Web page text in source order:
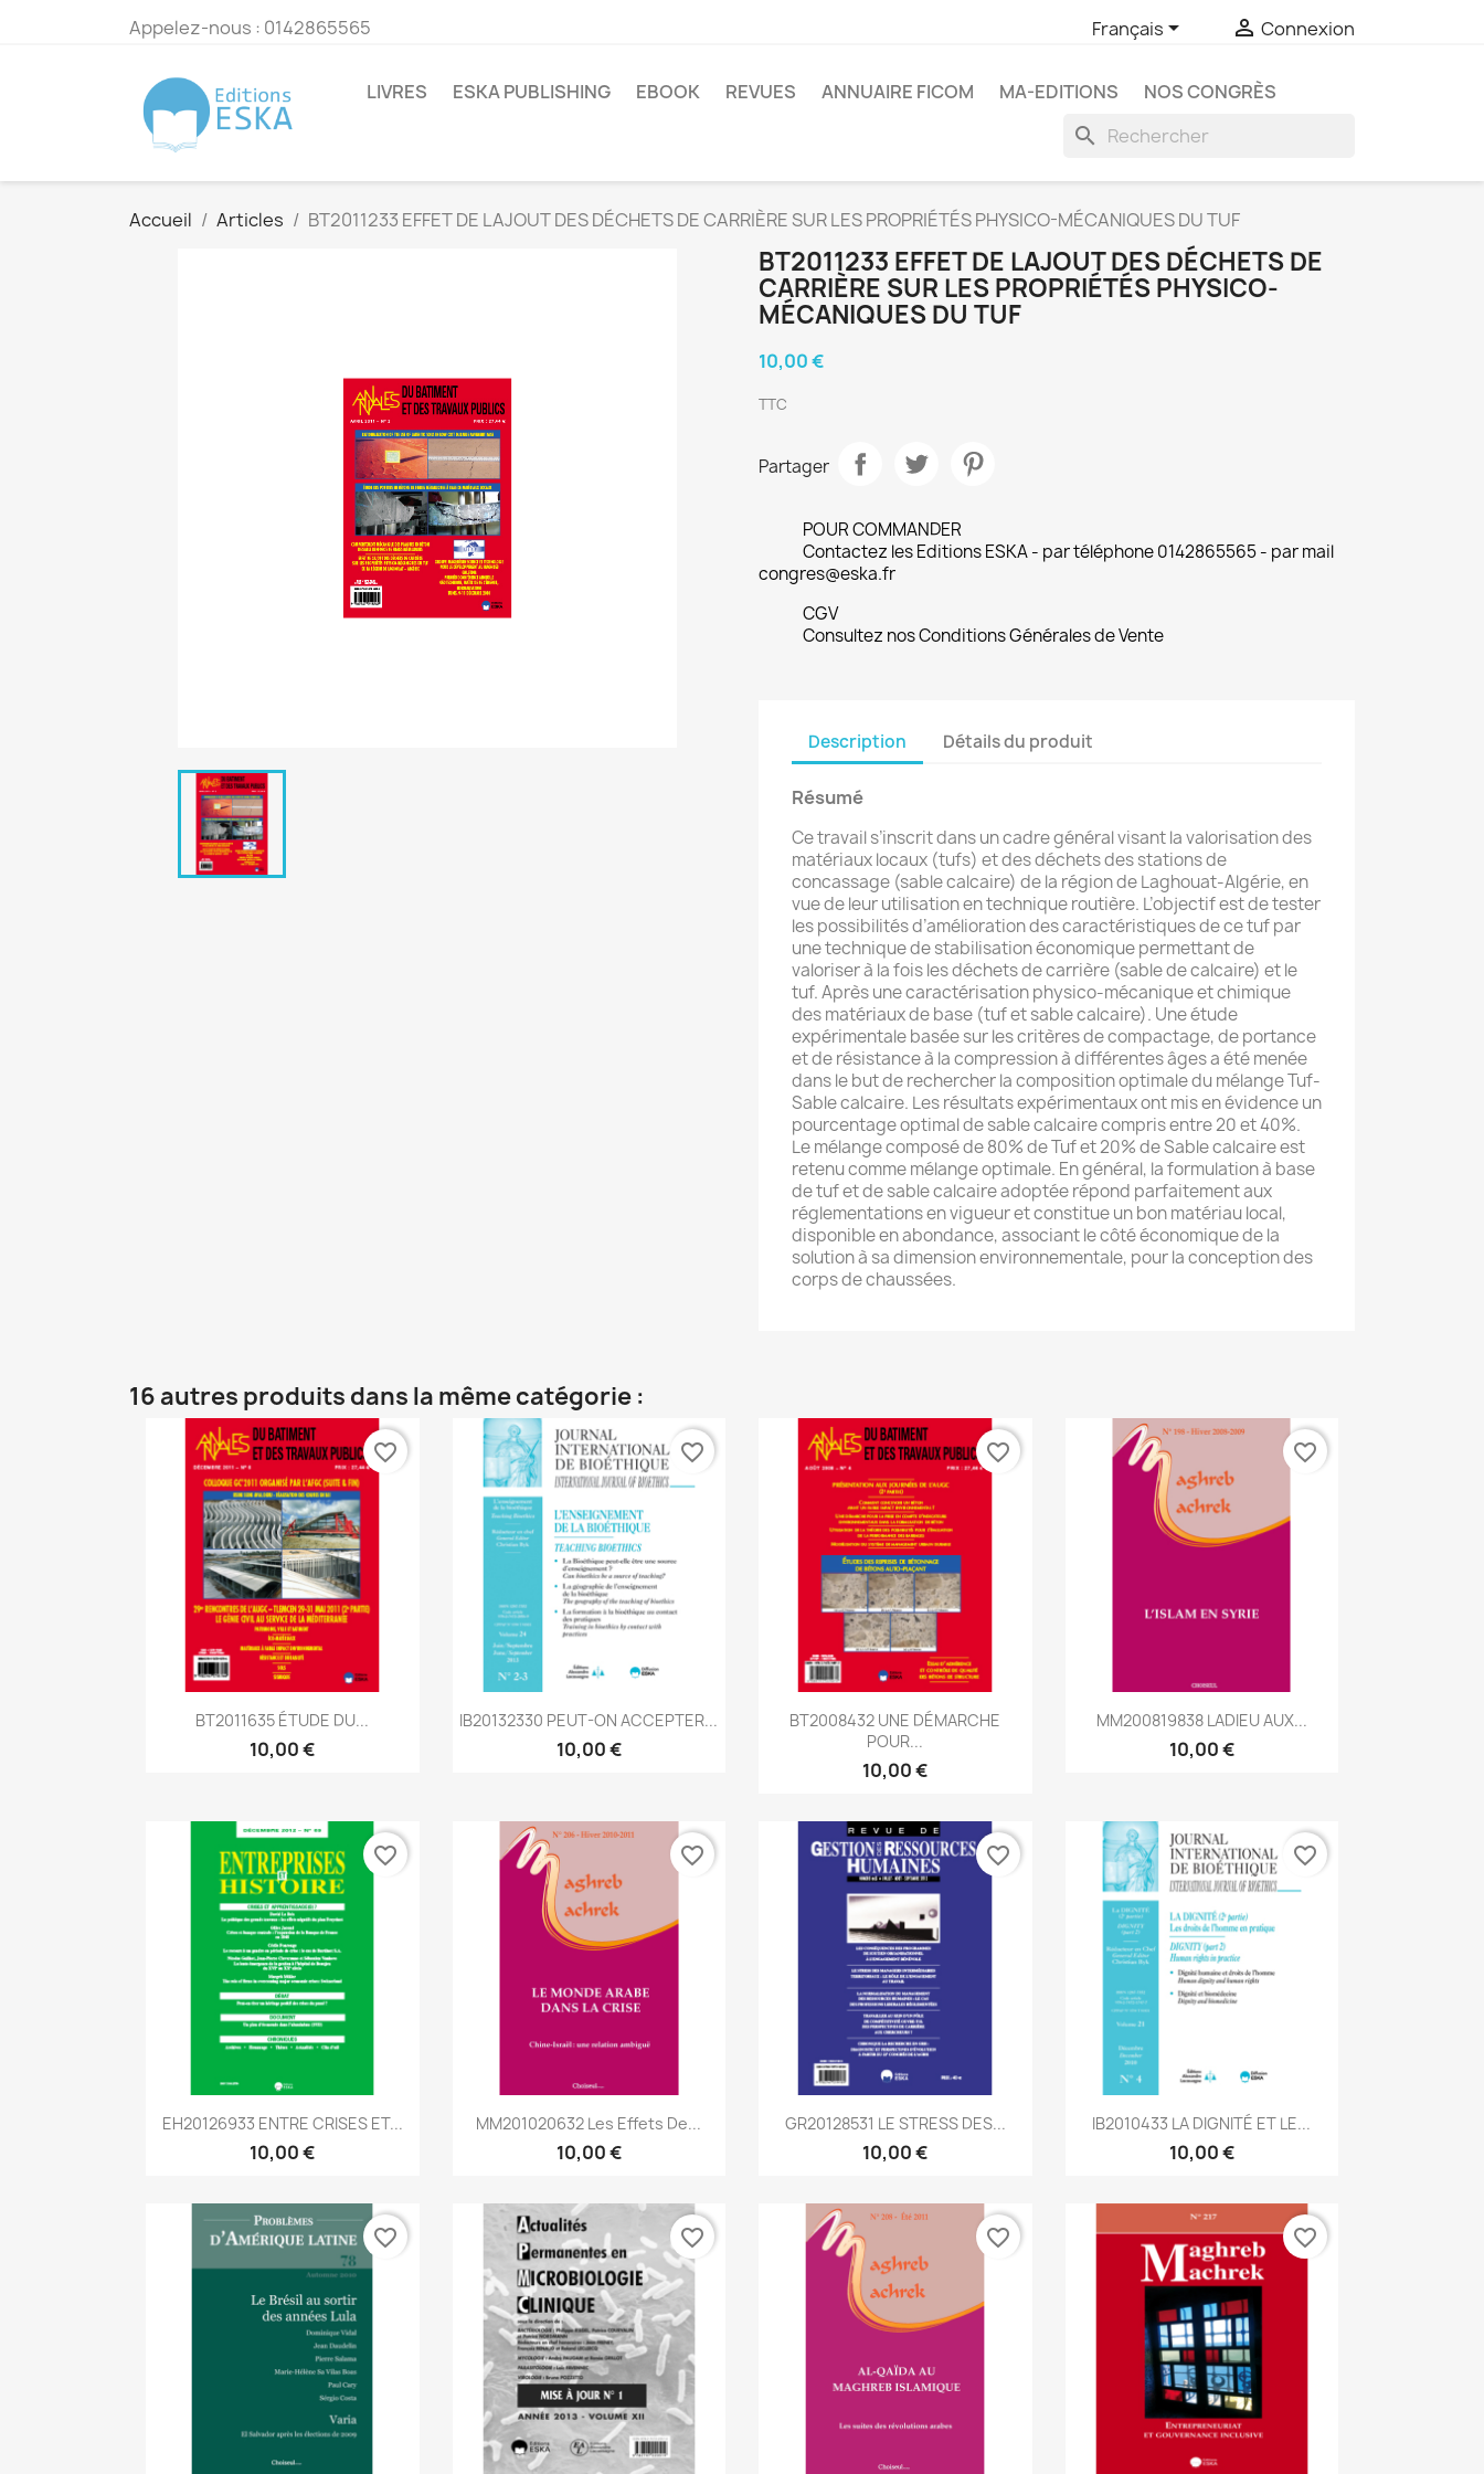
Appelez-nous : 0142865565 Français  Connexion
LIVRES ESKA PUBLISHING EBOOK REVUES ANNUAIRE FICOM MA-EDITIONS NOS CONGRÈS
search
Accueil Articles BT2011233 EFFET DE LAJOUT DES DÉCHETS DE CARRIÈRE SUR LES PROPRIÉTÉS PHYSICO-MÉCANIQUES DU TUF
BT2011233 EFFET DE LAJOUT DES DÉCHETS DE
CARRIÈRE SUR LES PROPRIÉTÉS PHYSICO-
MÉCANIQUES DU TUF
10,00 €
TTC
Partager
POUR COMMANDER
Contactez les Editions ESKA - par téléphone 0142865565 - par mail
congres@eska.fr
CGV
Consultez nos Conditions Générales de Vente
Description Détails du produit
Résumé
Ce travail s’inscrit dans un cadre général visant la valorisation des
matériaux locaux (tufs) et des déchets des stations de
concassage (sable calcaire) de la région de Laghouat-Algérie, en
vue de leur utilisation en technique routière. L’objectif est de tester
les possibilités d’amélioration des caractéristiques de ce tuf par
une technique de stabilisation économique permettant de
valoriser à la fois les déchets de carrière (sable de calcaire) et le
tuf. Après une caractérisation physico-mécanique et chimique
des matériaux de base (tuf et sable calcaire). Une étude
expérimentale basée sur les critères de compactage, de portance
et de résistance à la compression à différentes âges a été menée
dans le but de rechercher la composition optimale du mélange Tuf-
Sable calcaire. Les résultats expérimentaux ont mis en évidence un
pourcentage optimal de sable calcaire compris entre 20 et 40%.
Le mélange composé de 80% de Tuf et 20% de Sable calcaire est
retenu comme mélange optimale. En général, la formulation à base
de tuf et de sable calcaire adoptée répond parfaitement aux
réglementations en vigueur et constitue un bon matériau local,
disponible en abondance, associant le côté économique de la
solution à sa dimension environnementale, pour la conception des
corps de chaussées.
16 autres produits dans la même catégorie :
Aperçu rapide
BT2011635 ÉTUDE DU...
10,00 €
favorite_border
Aperçu rapide
IB20132330 PEUT-ON ACCEPTER...
10,00 €
favorite_border
Aperçu rapide
BT2008432 UNE DÉMARCHE
POUR...
10,00 €
favorite_border
Aperçu rapide
MM200819838 LADIEU AUX...
10,00 €
favorite_border
Aperçu rapide
EH20126933 ENTRE CRISES ET...
10,00 €
favorite_border
Aperçu rapide
MM201020632 Les Effets De...
10,00 €
favorite_border
Aperçu rapide
GR20128531 LE STRESS DES...
10,00 €
favorite_border
Aperçu rapide
IB2010433 LA DIGNITÉ ET LE...
10,00 €
favorite_border
favorite_border favorite_border favorite_border favorite_border